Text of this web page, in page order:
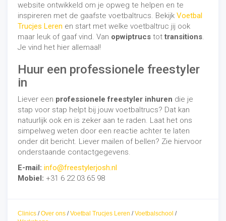
website ontwikkeld om je opweg te helpen en te
inspireren met de gaafste voetbaltrucs. Bekijk Voetbal
Trucjes Leren en start met welke voetbaltruc jij ook
maar leuk of gaaf vind. Van opwiptrucs tot transitions.
Je vind het hier allemaal!
Huur een professionele freestyler
in
Liever een professionele freestyler inhuren die je
stap voor stap helpt bij jouw voetbaltrucs? Dat kan
natuurlijk ook en is zeker aan te raden. Laat het ons
simpelweg weten door een reactie achter te laten
onder dit bericht. Liever mailen of bellen? Zie hiervoor
onderstaande contactgegevens.
E-mail: info@freestylerjosh.nl
Mobiel: +31 6 22 03 65 98
Clinics /Over ons /Voetbal Trucjes Leren /Voetbalschool /